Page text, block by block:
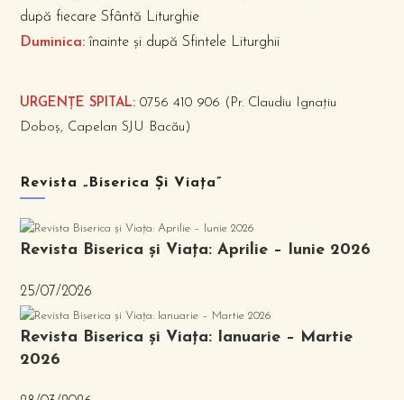
după fiecare Sfântă Liturghie
Duminica: înainte și după Sfintele Liturghii
URGENȚE SPITAL: 0756 410 906 (Pr. Claudiu Ignațiu
Doboș, Capelan SJU Bacău)
Revista „Biserica Și Viața”
Revista Biserica și Viața: Aprilie – Iunie 2026
25/07/2026
Revista Biserica și Viața: Ianuarie – Martie
2026